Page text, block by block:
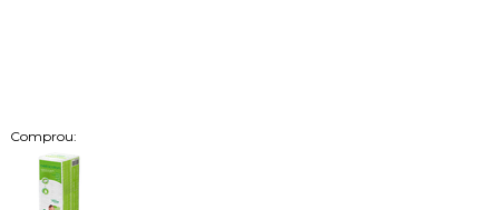
Comprou: